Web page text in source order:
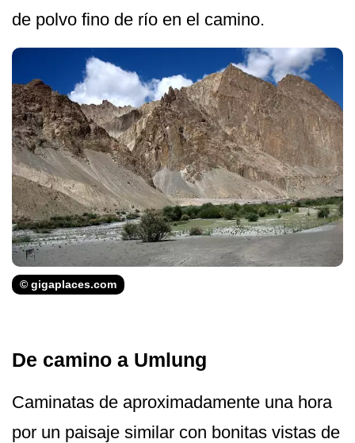
de polvo fino de río en el camino.
© gigaplaces.com
De camino a Umlung
Caminatas de aproximadamente una hora
por un paisaje similar con bonitas vistas de